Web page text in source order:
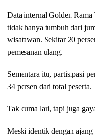
Data internal Golden
tidak hanya tumbuh dari
wisatawan. Sekitar 20
pemesanan ulang.
Sementara itu, partisipasi
34 persen dari total peserta.
Tak cuma lari, tapi juga
Meski identik dengan ajang